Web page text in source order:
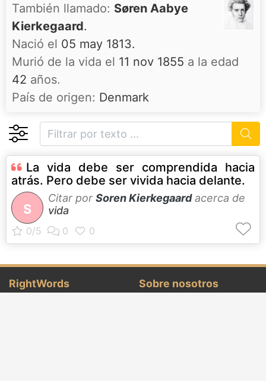
También llamado: Søren Aabye
Kierkegaard.
Nació el 05 may 1813.
Murió de la vida el 11 nov 1855 a la edad
42 años.
País de origen: Denmark
La vida debe ser comprendida hacia
atrás. Pero debe ser vivida hacia delante.
S
Citar por Soren Kierkegaardacerca de
vida
RightWords Sobre nosotros